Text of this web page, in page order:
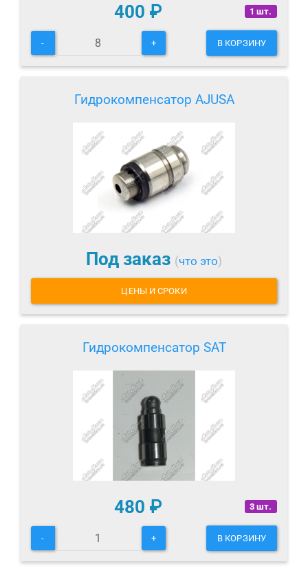
1 шт.
400 ₽
- + В КОРЗИНУ
Гидрокомпенсатор AJUSA
Под заказ (что это)
ЦЕНЫ И СРОКИ
Гидрокомпенсатор SAT
3 шт.
480 ₽
- + В КОРЗИНУ